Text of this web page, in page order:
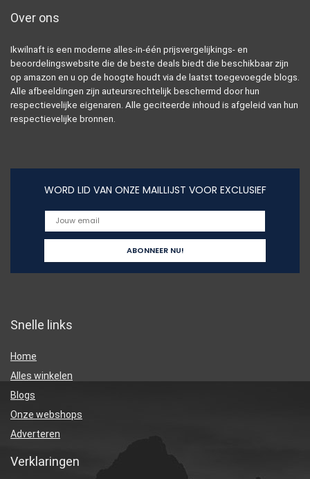
Over ons
Ikwilnaft is een moderne alles-in-één prijsvergelijkings- en
beoordelingswebsite die de beste deals biedt die beschikbaar zijn
op amazon en u op de hoogte houdt via de laatst toegevoegde blogs.
Alle afbeeldingen zijn auteursrechtelijk beschermd door hun
respectievelijke eigenaren. Alle geciteerde inhoud is afgeleid van hun
respectievelijke bronnen.
WORD LID VAN ONZE MAILLIJST VOOR EXCLUSIEF
Snelle links
Home
Alles winkelen
Blogs
Onze webshops
Adverteren
Verklaringen